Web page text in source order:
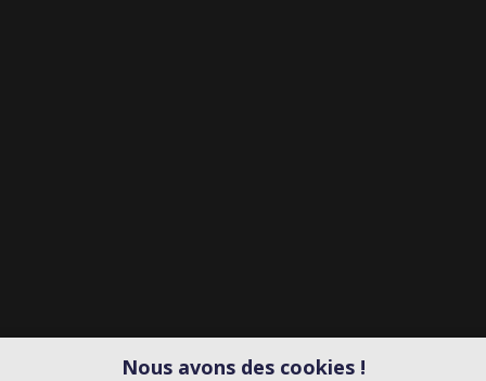
Nous avons des cookies !